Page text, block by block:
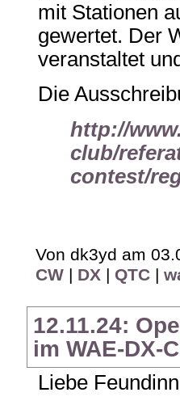
mit Stationen
gewertet. Der
veranstaltet
Die
http://
club/
contest/
Von dk3yd am
CW | DX | QTC |
12.11.24:
im WAE-DX-
Liebe